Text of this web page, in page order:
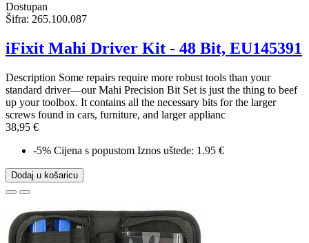
Dostupan
Šifra: 265.100.087
iFixit Mahi Driver Kit - 48 Bit, EU145391
Description Some repairs require more robust tools than your
standard driver—our Mahi Precision Bit Set is just the thing to beef
up your toolbox. It contains all the necessary bits for the larger
screws found in cars, furniture, and larger applianc
38,95 €
-5% Cijena s popustom Iznos uštede: 1.95 €
Dodaj u košaricu